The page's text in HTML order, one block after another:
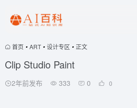
首页 • ART • 设计专区 • 正文
Clip Studio Paint
2年前发布 333 0 0